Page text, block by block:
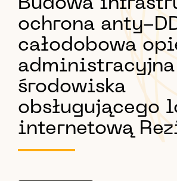
Budowa
ochrona anty-
całodobowa
administracyjna
środowiska
obsługującego
internetową